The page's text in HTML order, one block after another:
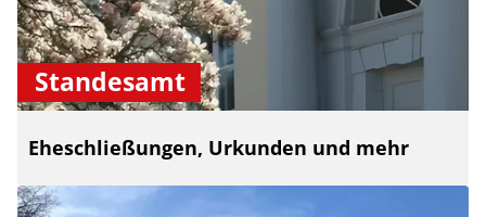
Standesamt
Eheschließungen, Urkunden und mehr